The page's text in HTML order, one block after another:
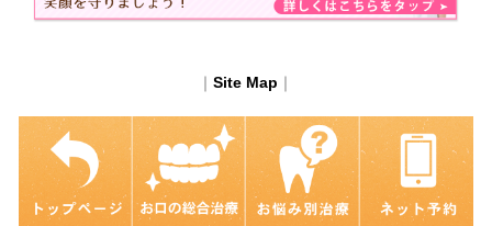
｜Site Map ｜